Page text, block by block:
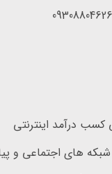
کسب درآمد اینترنتی
های اجتماعی و